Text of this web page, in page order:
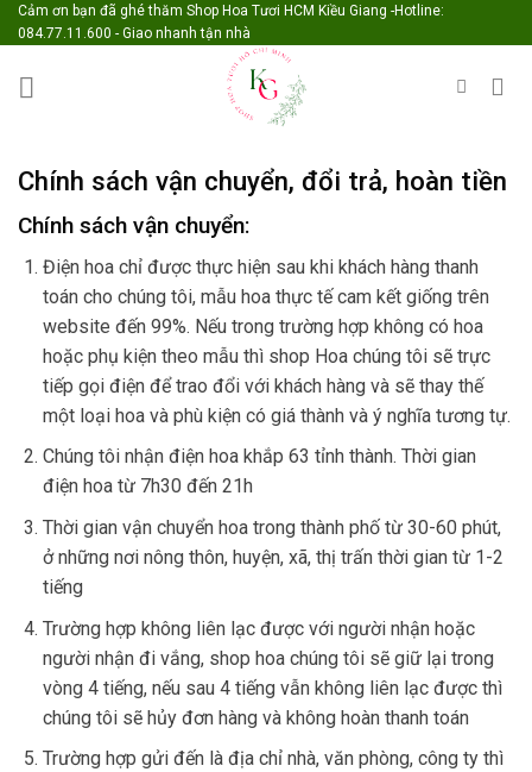
Skip
to
content
Cảm ơn bạn đã ghé thăm Shop Hoa Tươi HCM Kiều Giang -Hotline:
084.77.11.600 - Giao nhanh tận nhà
Chính sách vận chuyển, đổi trả, hoàn tiền
Chính sách vận chuyển:
Điện hoa chỉ được thực hiện sau khi khách hàng thanh
toán cho chúng tôi, mẫu hoa thực tế cam kết giống trên
website đến 99%. Nếu trong trường hợp không có hoa
hoặc phụ kiện theo mẫu thì shop Hoa chúng tôi sẽ trực
tiếp gọi điện để trao đổi với khách hàng và sẽ thay thế
một loại hoa và phù kiện có giá thành và ý nghĩa tương tự.
Chúng tôi nhận điện hoa khắp 63 tỉnh thành. Thời gian
điện hoa từ 7h30 đến 21h
Thời gian vận chuyển hoa trong thành phố từ 30-60 phút,
ở những nơi nông thôn, huyện, xã, thị trấn thời gian từ 1-2
tiếng
Trường hợp không liên lạc được với người nhận hoặc
người nhận đi vắng, shop hoa chúng tôi sẽ giữ lại trong
vòng 4 tiếng, nếu sau 4 tiếng vẫn không liên lạc được thì
chúng tôi sẽ hủy đơn hàng và không hoàn thanh toán
Trường hợp gửi đến là địa chỉ nhà, văn phòng, công ty thì